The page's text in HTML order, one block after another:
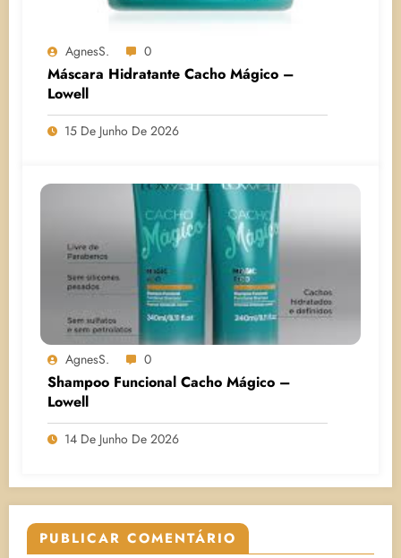
AgnesS. 0
Máscara Hidratante Cacho Mágico –
Lowell
15 De Junho De 2026
AgnesS. 0
Shampoo Funcional Cacho Mágico –
Lowell
14 De Junho De 2026
PUBLICAR COMENTÁRIO